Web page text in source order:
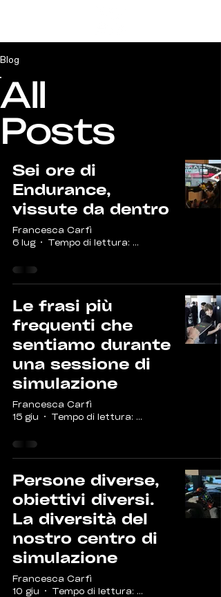
Blog
All
Posts
Sei ore di
Endurance,
vissute da dentro
Francesca Carfì
6 lug
Tempo di lettura: 2 min
Le frasi più
frequenti che
sentiamo durante
una sessione di
simulazione
Francesca Carfì
15 giu
Tempo di lettura: 2 min
Persone diverse,
obiettivi diversi.
La diversità del
nostro centro di
simulazione
Francesca Carfì
10 giu
Tempo di lettura: 2 min